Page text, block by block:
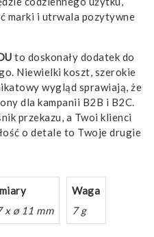
marki i utrwala pozytywne
to doskonały dodatek do
Niewielki koszt, szerokie
wygląd sprawiają, że
dla kampanii B2B i B2C.
przekazu, a Twoi klienci
o detale to Twoje drugie
x ø 11 mm
Waga
7 g